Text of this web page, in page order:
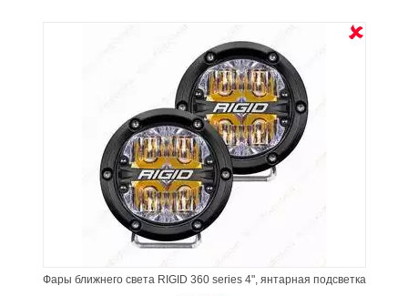
Фары ближнего света RIGID 360 series 4", янтарная подсветка